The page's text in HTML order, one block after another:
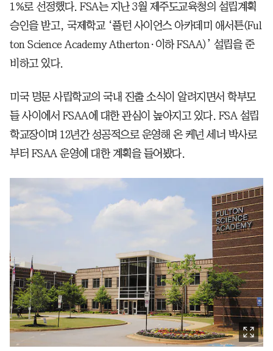
1%로 선정했다. FSA는 지난 3월 제주도교육청의 설립계획
승인을 받고, 국제학교 ‘풀턴 사이언스 아카데미 애서튼(Ful
ton Science Academy Atherton·이하 FSAA)’ 설립을 준
비하고 있다.
미국 명문 사립학교의 국내 진출 소식이 알려지면서 학부모
들 사이에서 FSAA에 대한 관심이 높아지고 있다. FSA 설립
학교장이며 12년간 성공적으로 운영해 온 케넌 세너 박사로
부터 FSAA 운영에 대한 계획을 들어봤다.